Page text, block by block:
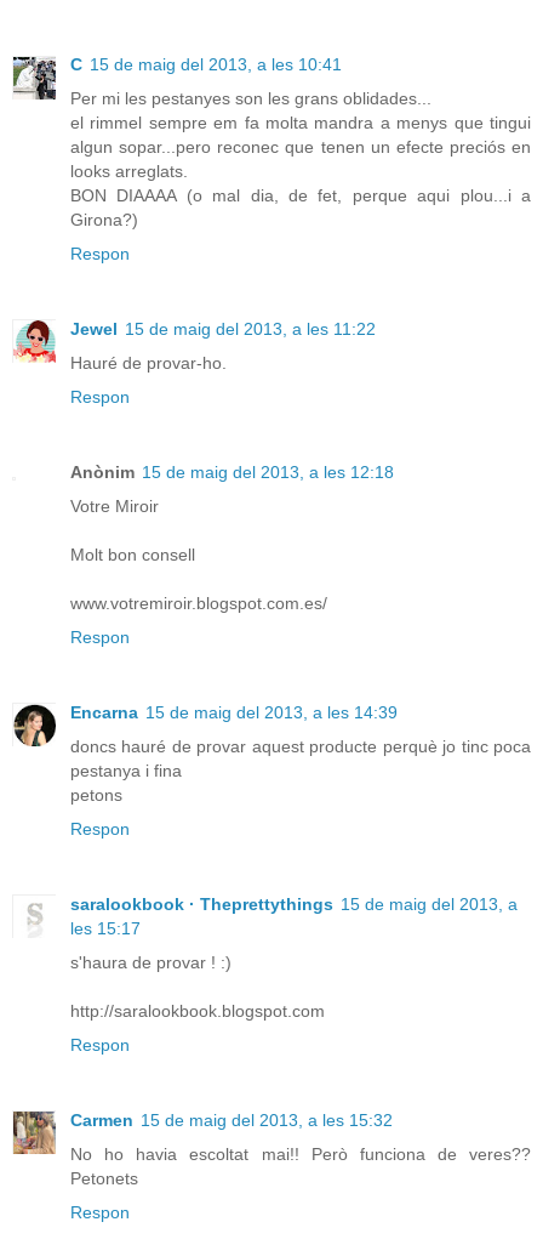
C 15 de maig del 2013, a les 10:41
Per mi les pestanyes son les grans oblidades...
el rimmel sempre em fa molta mandra a menys que tingui
algun sopar...pero reconec que tenen un efecte preciós en
looks arreglats.
BON DIAAAA (o mal dia, de fet, perque aqui plou...i a
Girona?)
Respon
Jewel 15 de maig del 2013, a les 11:22
Hauré de provar-ho.
Respon
Anònim 15 de maig del 2013, a les 12:18
Votre Miroir
Molt bon consell
www.votremiroir.blogspot.com.es/
Respon
Encarna 15 de maig del 2013, a les 14:39
doncs hauré de provar aquest producte perquè jo tinc poca
pestanya i fina
petons
Respon
saralookbook · Theprettythings 15 de maig del 2013, a
les 15:17
s'haura de provar ! :)
http://saralookbook.blogspot.com
Respon
Carmen 15 de maig del 2013, a les 15:32
No ho havia escoltat mai!! Però funciona de veres??
Petonets
Respon